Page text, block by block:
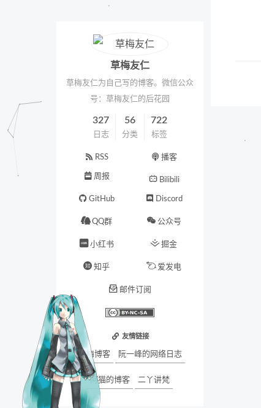
草梅友仁
草梅友仁为自己写的博客。微信公众
号：草梅友仁的后花园
327
日志
56
分类
722
标签
RSS 播客
周报 Bilibili
GitHub Discord
QQ群 公众号
小红书 掘金
知乎 爱发电
邮件订阅
友情链接
墨梅博客 阮一峰的网络日志
阿猫的博客 二丫讲梵